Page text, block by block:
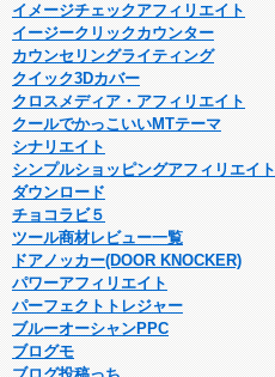
イメージチェックアフィリエイト
イージークリックカウンター
カウンセリングライティング
クイック3Dカバー
クロスメディア・アフィリエイト
クールでかっこいいMTテーマ
シナリエイト
シンプルショッピングアフィリエイト
ダウンロード
チョコラビ５
ツール商材レビュー一覧
ドアノッカー(DOOR KNOCKER)
パワーアフィリエイト
パーフェクトトレジャー
ブルーオーシャンPPC
ブログモ